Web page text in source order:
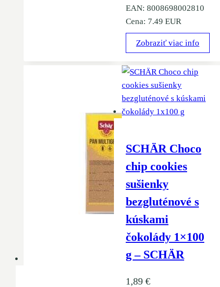
EAN: 8008698002810
Cena: 7.49 EUR
Zobraziť viac info
SCHÄR Choco
chip cookies
sušienky
bezgluténové s
kúskami
čokolády 1×100
g – SCHÄR
1,89 €